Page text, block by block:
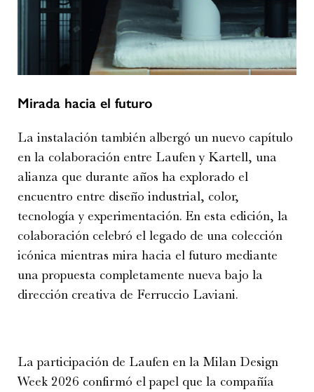
Mirada hacia el futuro
La instalación también albergó un nuevo capítulo
en la colaboración entre Laufen y Kartell, una
alianza que durante años ha explorado el
encuentro entre diseño industrial, color,
tecnología y experimentación. En esta edición, la
colaboración celebró el legado de una colección
icónica mientras mira hacia el futuro mediante
una propuesta completamente nueva bajo la
dirección creativa de Ferruccio Laviani.
La participación de Laufen en la Milan Design
Week 2026 confirmó el papel que la compañía